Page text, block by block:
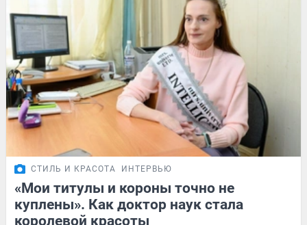
СТИЛЬ И КРАСОТА ИНТЕРВЬЮ
«Мои титулы и короны точно не
куплены». Как доктор наук стала
королевой красоты